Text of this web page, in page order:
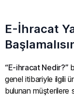
E-İhracat
“E-ihracat Nedir?”
genel itibariyle ilgili
bulunan müşterilere